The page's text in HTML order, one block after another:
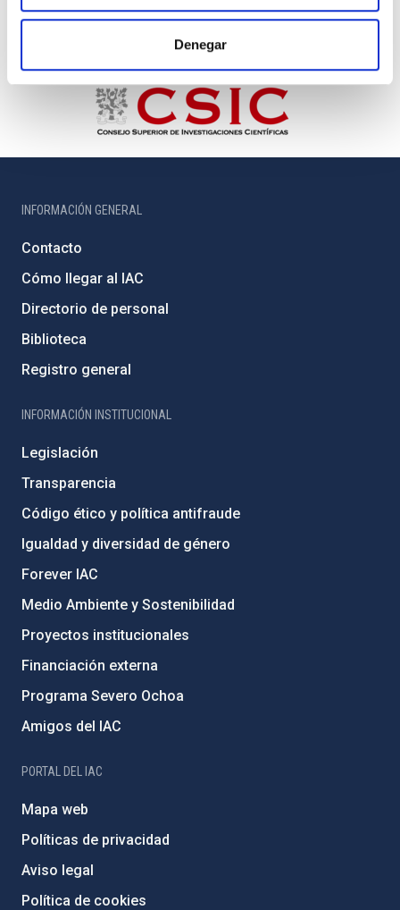
Denegar
INFORMACIÓN GENERAL
Contacto
Cómo llegar al IAC
Directorio de personal
Biblioteca
Registro general
INFORMACIÓN INSTITUCIONAL
Legislación
Transparencia
Código ético y política antifraude
Igualdad y diversidad de género
Forever IAC
Medio Ambiente y Sostenibilidad
Proyectos institucionales
Financiación externa
Programa Severo Ochoa
Amigos del IAC
PORTAL DEL IAC
Mapa web
Políticas de privacidad
Aviso legal
Política de cookies